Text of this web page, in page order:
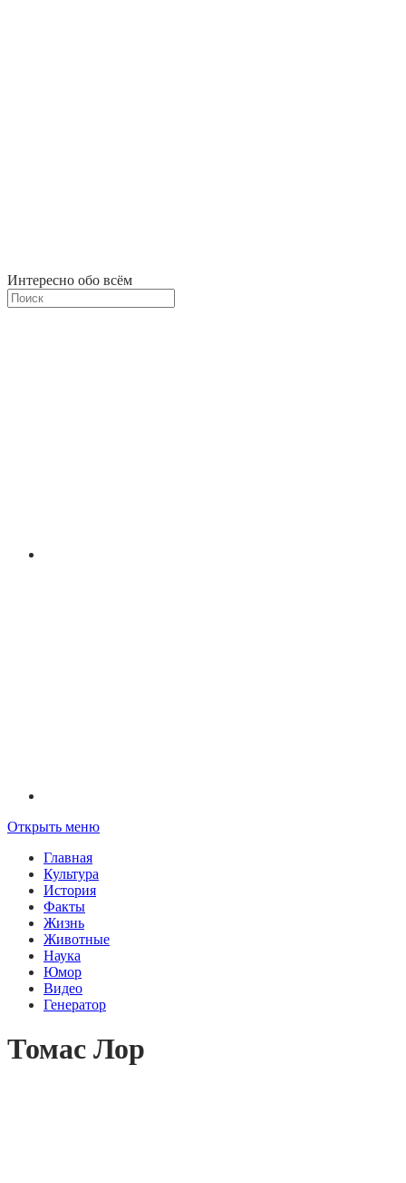
Интересно обо всём
Открыть меню
Главная
Культура
История
Факты
Жизнь
Животные
Наука
Юмор
Видео
Генератор
Томас Лор